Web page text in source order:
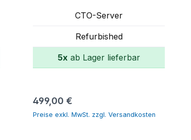
CTO-Server
Refurbished
5x ab Lager lieferbar
Regulärer Preis:
499,00 €
Preise exkl. MwSt. zzgl. Versandkosten
In den Warenkorb